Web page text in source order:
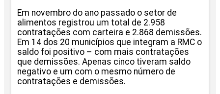
Em novembro do ano passado o setor de
alimentos registrou um total de 2.958
contratações com carteira e 2.868 demissões.
Em 14 dos 20 municípios que integram a RMC o
saldo foi positivo – com mais contratações
que demissões. Apenas cinco tiveram saldo
negativo e um com o mesmo número de
contratações e demissões.